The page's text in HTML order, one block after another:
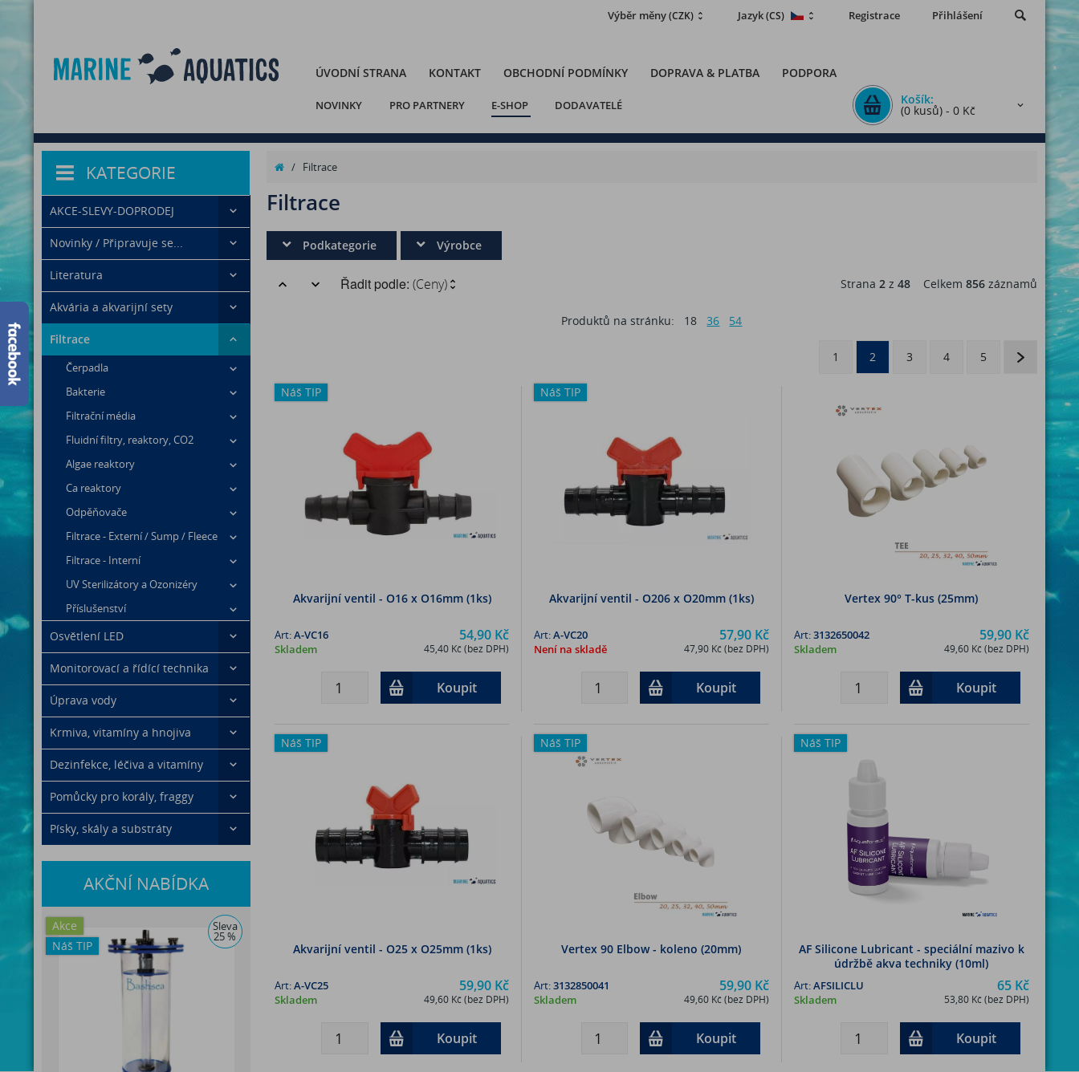
Registrace Přihlášení
Výběr měny(CZK) Jazyk(CS)
ÚVODNÍ STRANA KONTAKT OBCHODNÍ PODMÍNKY DOPRAVA & PLATBA PODPORA
NOVINKY PRO PARTNERY E-SHOP DODAVATELÉ Košík:
(0 kusů) - 0 Kč
KATEGORIE
AKCE-SLEVY-DOPRODEJ
Novinky / Připravuje se...
Literatura
Akvária a akvarijní sety
Filtrace
Čerpadla
Bakterie
Filtrační média
Fluidní filtry, reaktory, CO2
Algae reaktory
Ca reaktory
Odpěňovače
Filtrace - Externí / Sump / Fleece
Filtrace - Interní
UV Sterilizátory a Ozonizéry
Příslušenství
Osvětlení LED
Monitorovací a řídící technika
Úprava vody
Krmiva, vitamíny a hnojiva
Dezinfekce, léčiva a vitamíny
Pomůcky pro korály, fraggy
Písky, skály a substráty
AKČNÍ NABÍDKA
Sleva
25 %
Akce
Náš TIP
/ Filtrace
Filtrace
Podkategorie Výrobce
Řadit podle: (Ceny) Strana 2z 48Celkem 856záznamů
Produktů na stránku: 18 36 54
1 2 3 4 5
Náš TIP
Akvarijní ventil - O16 x O16mm (1ks)
54,90 Kč
45,40 Kč (bez DPH)
Art:A-VC16
Skladem
Koupit
Náš TIP
Akvarijní ventil - O206 x O20mm (1ks)
57,90 Kč
47,90 Kč (bez DPH)
Art:A-VC20
Není na skladě
Koupit
Vertex 90° T-kus (25mm)
59,90 Kč
49,60 Kč (bez DPH)
Art:3132650042
Skladem
Koupit
Náš TIP
Akvarijní ventil - O25 x O25mm (1ks)
59,90 Kč
49,60 Kč (bez DPH)
Art:A-VC25
Skladem
Koupit
Náš TIP
Vertex 90 Elbow - koleno (20mm)
59,90 Kč
49,60 Kč (bez DPH)
Art:3132850041
Skladem
Koupit
Náš TIP
AF Silicone Lubricant - speciální mazivo k
údržbě akva techniky (10ml)
65 Kč
53,80 Kč (bez DPH)
Art:AFSILICLU
Skladem
Koupit